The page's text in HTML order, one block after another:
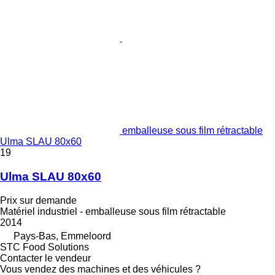
emballeuse sous film rétractable
Ulma SLAU 80x60
19
Ulma SLAU 80x60
Prix sur demande
Matériel industriel - emballeuse sous film rétractable
2014
Pays-Bas, Emmeloord
STC Food Solutions
Contacter le vendeur
Vous vendez des machines et des véhicules ?